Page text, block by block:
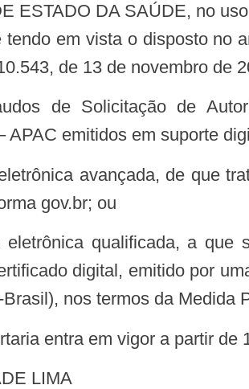
tendo em vista o disposto no
de 13 de novembro de
APAC emitidos em suporte
gov.br; ou
digital, emitido por
nos termos da Medida
entra em vigor a partir de
LIMA